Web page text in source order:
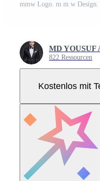
MD YOUSUF
822 Ressourcen
Kostenlos mit